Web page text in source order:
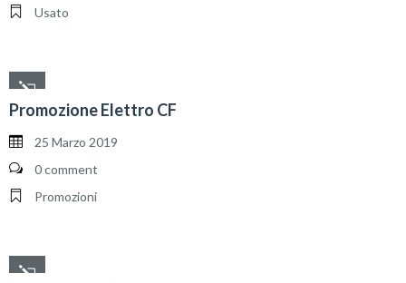
Usato
Promozione Elettro CF
25 Marzo 2019
0 comment
Promozioni